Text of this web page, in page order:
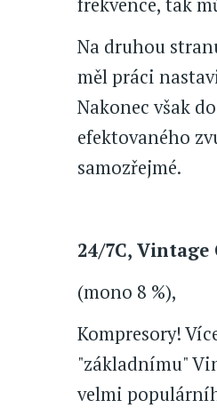
frekvence, tak
Na druhou
měl práci
Nakonec však
efektovaného
samozřejmé.
24/7C, Vintage
(mono 8 %),
Kompresory!
"základnímu"
velmi